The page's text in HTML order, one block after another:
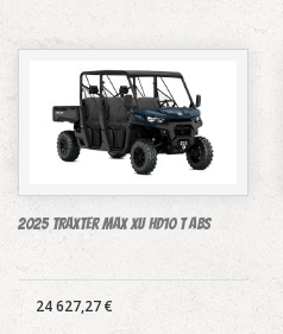
2025 Traxter MAX XU HD10 T ABS
24 627,27 €